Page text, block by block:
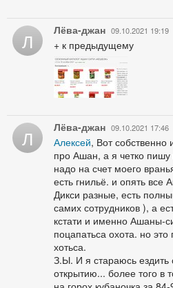
Л Лёва-джан 09.10.2021 19:19
+ к предыдущему
Л Лёва-джан 09.10.2021 17:46
Алексей, Вот
про Ашан, а я четко
надо на счет моего
есть гнильё. и опять все
Дикси разные, есть
самих сотрудников ), а
кстати и именно Ашаны-
поцапатьса охота. но
хотьса.
З.Ы. И я стараюсь ездить
открытию... более того в